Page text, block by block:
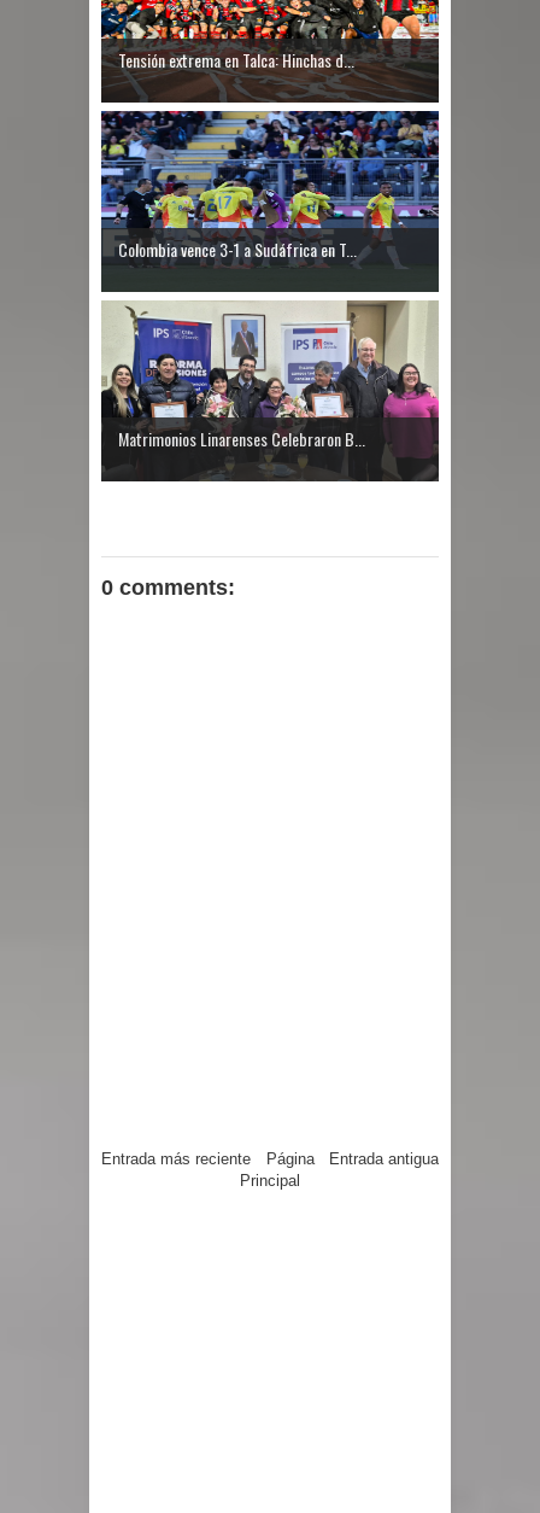
Tensión extrema en Talca: Hinchas d...
Colombia vence 3-1 a Sudáfrica en T...
Matrimonios Linarenses Celebraron B...
0 comments:
Entrada más reciente Entrada antigua
Página
Principal